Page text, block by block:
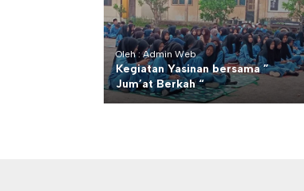
Oleh : Admin Web
Kegiatan Yasinan bersama ”
Jum’at Berkah “